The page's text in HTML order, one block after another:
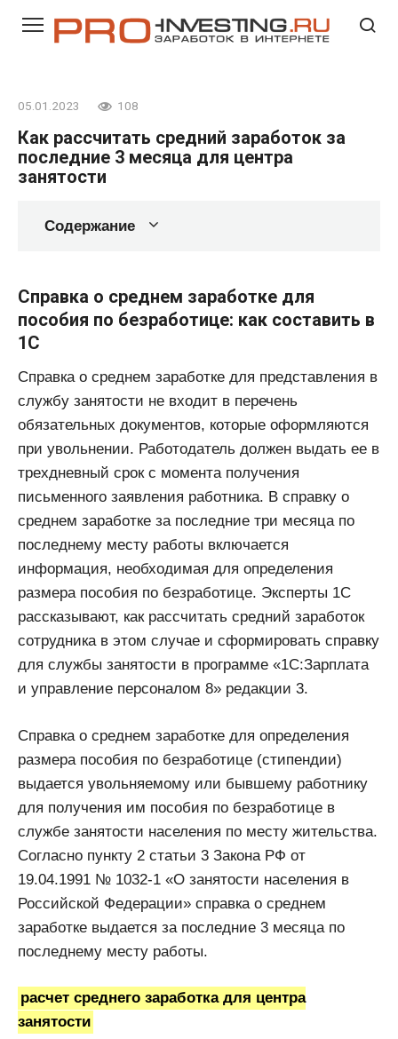
05.01.2023 108
Как рассчитать средний заработок за
последние 3 месяца для центра
занятости
Содержание
Справка о среднем заработке для
пособия по безработице: как составить в
1С
Справка о среднем заработке для представления в
службу занятости не входит в перечень
обязательных документов, которые оформляются
при увольнении. Работодатель должен выдать ее в
трехдневный срок с момента получения
письменного заявления работника. В справку о
среднем заработке за последние три месяца по
последнему месту работы включается
информация, необходимая для определения
размера пособия по безработице. Эксперты 1С
рассказывают, как рассчитать средний заработок
сотрудника в этом случае и сформировать справку
для службы занятости в программе «1С:Зарплата
и управление персоналом 8» редакции 3.
Справка о среднем заработке для определения
размера пособия по безработице (стипендии)
выдается увольняемому или бывшему работнику
для получения им пособия по безработице в
службе занятости населения по месту жительства.
Согласно пункту 2 статьи 3 Закона РФ от
19.04.1991 № 1032-1 «О занятости населения в
Российской Федерации» справка о среднем
заработке выдается за последние 3 месяца по
последнему месту работы.
расчет среднего заработка для центра
занятости